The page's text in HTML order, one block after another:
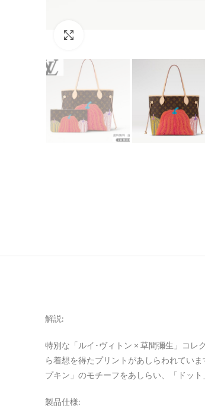
解説:
特別な「ルイ･ヴィトン × 草間彌生」コレ
ら着想を得たプリントがあしらわれてい
プキン」のモチーフをあしらい、「ドッ
製品仕様: